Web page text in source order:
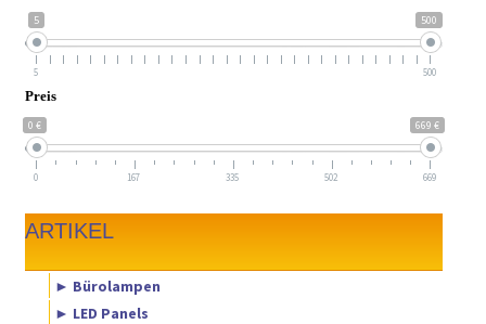
5 500
5 500
Preis
0 € 669 €
0 167 335 502 669
ARTIKEL
► Bürolampen
► LED Panels